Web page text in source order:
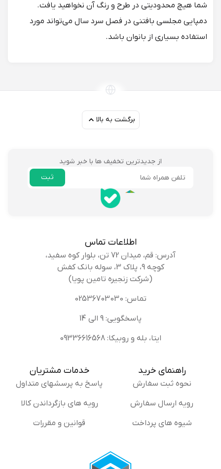
شما هیچ محدودیتی در طرح و رنگ آن نخواهید یافت.
دمپایی مجلسی بافتنی در فصل سرد سال می‌تواند مورد
استفاده بسیاری از بانوان باشد.
برگشت به بالا
از جدیدترین تخفیف ها با خبر شوید
ایمیل
ثبت
اطلاعات تماس
آدرس: قم، میدان 72 تن، بلوار کوه سفید،
کوچه 9، پلاک 3، سوله بانک کفش
(شرکت زنجیره تامین پویا)
تماس: 02536703030
پاسخگویی: 9 الی 14
ایتا، بله و روبیکا: 09336616568
راهنمای خرید
نحوه ثبت سفارش
رویه ارسال سفارش
شیوه های پرداخت
خدمات مشتریان
پاسخ به پرسشهای متداول
رویه های بازگرداندن کالا
قوانین و مقررات